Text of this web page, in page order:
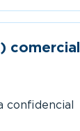
comercial
confidencial